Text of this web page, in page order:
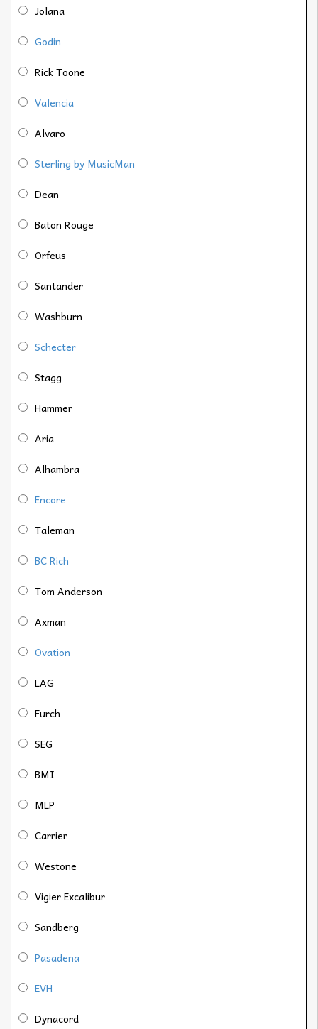
Jolana
Godin
Rick Toone
Valencia
Alvaro
Sterling by MusicMan
Dean
Baton Rouge
Orfeus
Santander
Washburn
Schecter
Stagg
Hammer
Aria
Alhambra
Encore
Taleman
BC Rich
Tom Anderson
Axman
Ovation
LAG
Furch
SEG
BMI
MLP
Carrier
Westone
Vigier Excalibur
Sandberg
Pasadena
EVH
Dynacord